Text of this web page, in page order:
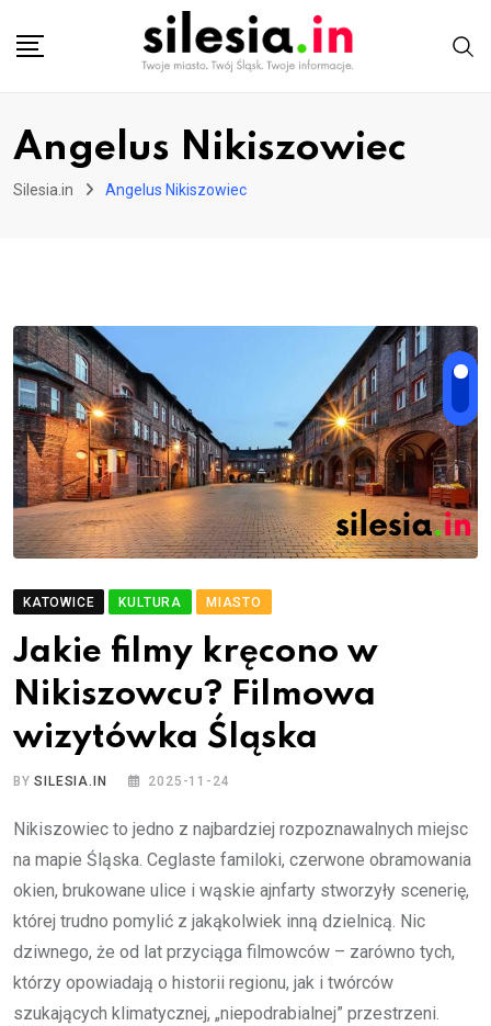
Angelus Nikiszowiec
Silesia.in Angelus Nikiszowiec
KATOWICE KULTURA MIASTO
Jakie filmy kręcono w
Nikiszowcu? Filmowa
wizytówka Śląska
BYSILESIA.IN 2025-11-24
Nikiszowiec to jedno z najbardziej rozpoznawalnych miejsc
na mapie Śląska. Ceglaste familoki, czerwone obramowania
okien, brukowane ulice i wąskie ajnfarty stworzyły scenerię,
której trudno pomylić z jakąkolwiek inną dzielnicą. Nic
dziwnego, że od lat przyciąga filmowców – zarówno tych,
którzy opowiadają o historii regionu, jak i twórców
szukających klimatycznej, „niepodrabialnej” przestrzeni.